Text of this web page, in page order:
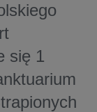
się 1